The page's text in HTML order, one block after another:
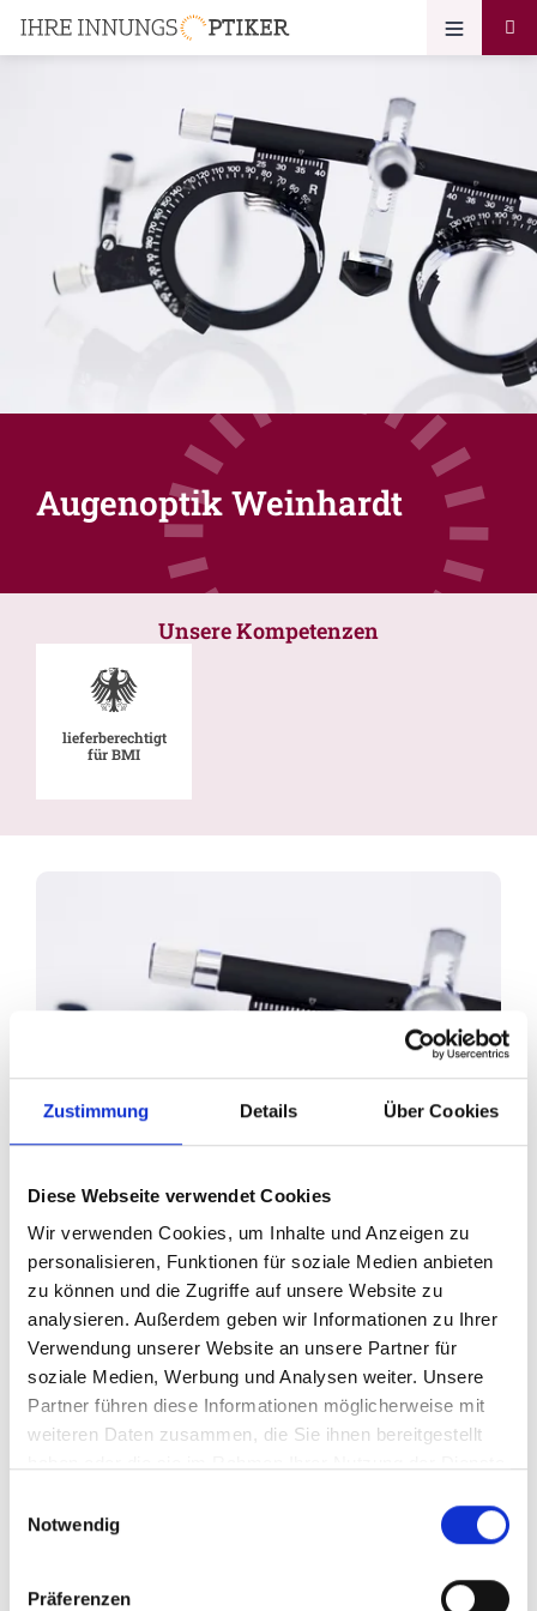
Zustimmung Details Über Cookies
Diese Webseite verwendet Cookies
Wir verwenden Cookies, um Inhalte und Anzeigen zu
personalisieren, Funktionen für soziale Medien anbieten
zu können und die Zugriffe auf unsere Website zu
analysieren. Außerdem geben wir Informationen zu Ihrer
Verwendung unserer Website an unsere Partner für
soziale Medien, Werbung und Analysen weiter. Unsere
Partner führen diese Informationen möglicherweise mit
weiteren Daten zusammen, die Sie ihnen bereitgestellt
Notwendig
Präferenzen
Augenoptik Weinhardt
Unsere Kompetenzen
lieferberechtigt
für BMI
Ihr Partner für optimales
Sehen in Barth
Als erster Ansprechpartner für das gute Sehen sind wir
als Augenoptiker in Barth mehr als „nur“ diejenigen, die
ästhetisch perfekt auf Ihre individuellen Wünsche und
auch oft die Ersten, die eventuelle Auffälligkeiten am